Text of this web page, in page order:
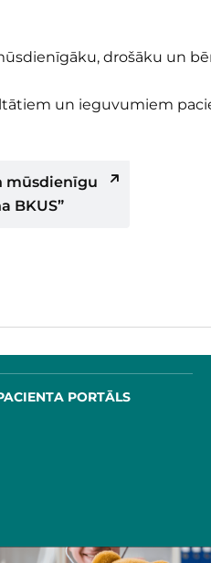
drošāku un
un ieguvumiem
mūsdienīgu
BKUS”
PORTĀLS